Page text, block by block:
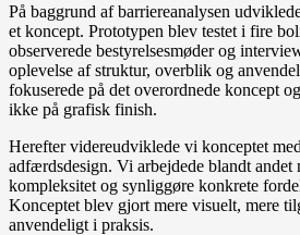
På baggrund af barriereanalysen
et koncept. Prototypen blev testet i fire
observerede bestyrelsesmøder og
oplevelse af struktur, overblik og
fokuserede på det overordnede koncept
ikke på grafisk finish.
Herefter videreudviklede vi konceptet
adfærdsdesign. Vi arbejdede blandt andet
kompleksitet og synliggøre konkrete
Konceptet blev gjort mere visuelt, mere
anvendeligt i praksis.